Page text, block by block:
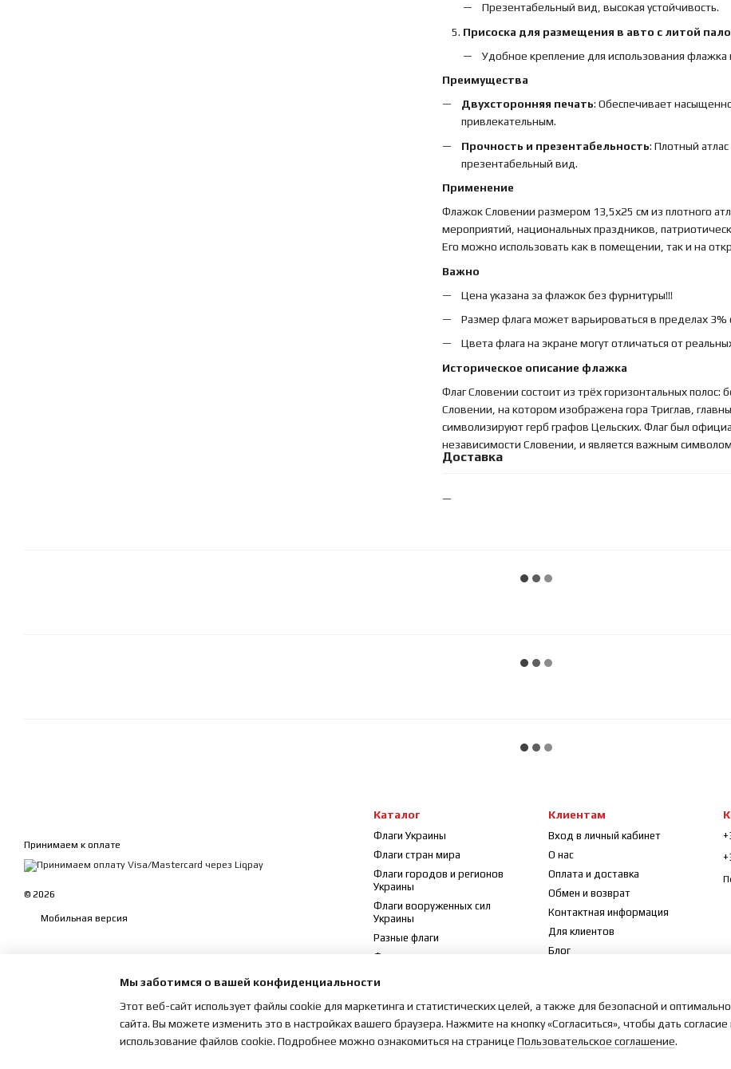
Презентабельный вид, высокая устойчивость.
Присоска для размещения в авто с литой
Удобное крепление для использования флажка
Преимущества
Двухсторонняя печать: Обеспечивает
привлекательным.
Прочность и презентабельность: Плотный
презентабельный вид.
Применение
Флажок Словении размером 13,5х25 см из плотного
мероприятий, национальных праздников,
Его можно использовать как в помещении, так и на
Важно
Цена указана за флажок без фурнитуры!!!
Размер флага может варьироваться в пределах
Цвета флага на экране могут отличаться от
Историческое описание флажка
Флаг Словении состоит из трёх горизонтальных
Словении, на котором изображена гора Триглав,
символизируют герб графов Цельских. Флаг был
независимости Словении, и является важным
Доставка
Принимаем к оплате
© 2026
Мобильная версия
Каталог
Флаги Украины
Флаги стран мира
Флаги городов и регионов
Украины
Флаги вооруженных сил
Украины
Разные флаги
Флажки
Клиентам
Вход в личный кабинет
О нас
Оплата и доставка
Обмен и возврат
Контактная информация
Для клиентов
Блог
Карта сайта
Мы заботимся о вашей конфиденциальности
Этот веб-сайт использует файлы cookie для маркетинга и статистических целей, а также для безопасной и
сайта. Вы можете изменить это в настройках вашего браузера. Нажмите на кнопку «Согласиться», чтобы дать согласие
использование файлов cookie. Подробнее можно ознакомиться на странице Пользовательское соглашение.